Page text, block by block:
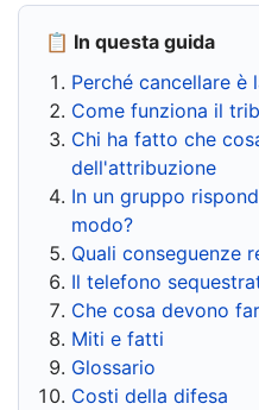
📋 In questa guida
Perché cancellare è
Come funziona il
Chi ha fatto che
dell'attribuzione
In un gruppo
modo?
Quali conseguenze
Il telefono
Che cosa devono
Miti e fatti
Glossario
Costi della difesa